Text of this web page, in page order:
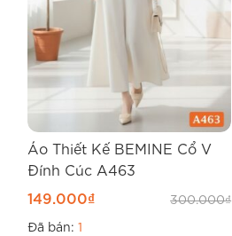
Áo Thiết Kế BEMINE Cổ V
Đính Cúc A463
149.000₫ 300.000₫
Đã bán: 1